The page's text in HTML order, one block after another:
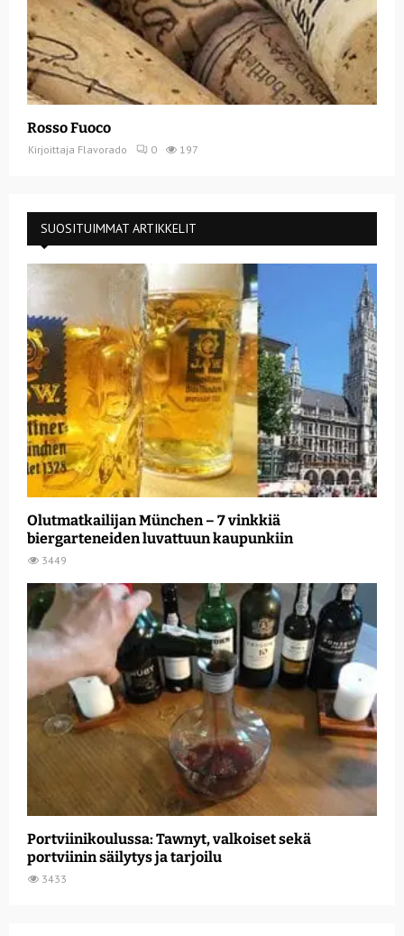
Rosso Fuoco
Kirjoittaja Flavorado 0 197
SUOSITUIMMAT ARTIKKELIT
Olutmatkailijan München – 7 vinkkiä
biergarteneiden luvattuun kaupunkiin
3449
Portviinikoulussa: Tawnyt, valkoiset sekä
portviinin säilytys ja tarjoilu
3433